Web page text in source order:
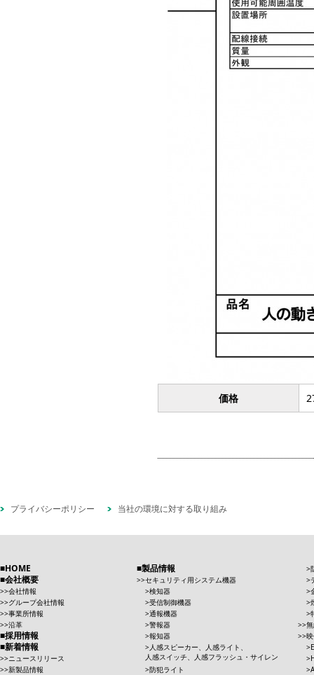
価格
プライバシーポリシー 当社の環境に対する取り組み
HOME
会社概要
会社情報
グループ会社情報
事業所情報
沿革
採用情報
新着情報
ニュースリリース
新製品情報
製品情報
セキュリティ用システム機器
検知器
受信制御機器
通報機器
警報器
報知器
人感スピーカー、人感ライト、
人感スイッチ、人感フラッシュ・サイレン
防犯ライト